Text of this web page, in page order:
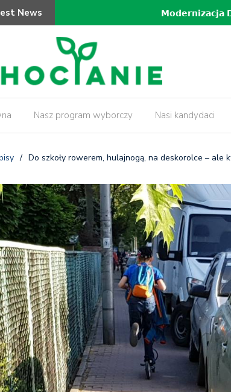
News
𝗠𝗼𝗱𝗲𝗿𝗻𝗶𝘇𝗮𝗰𝗷𝗮 𝗗𝗿𝗮𝘄𝘀𝗸𝗶𝗲𝗷,
𝗶𝗻𝘄𝗲𝗻𝘁𝗮𝗿𝘆𝘇𝗮𝗰𝗷𝗮 𝗱𝗿𝘇𝗲𝘄 𝘄 𝗻𝗮𝘀𝘇𝗲𝗷
Nasz program wyborczy Nasi kandydaci
/ Do szkoły rowerem, hulajnogą, na deskorolce – ale